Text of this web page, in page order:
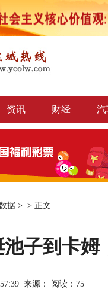
资讯 财经 汽
据 > > 正文
池子到卡姆
来源： 阅读：75